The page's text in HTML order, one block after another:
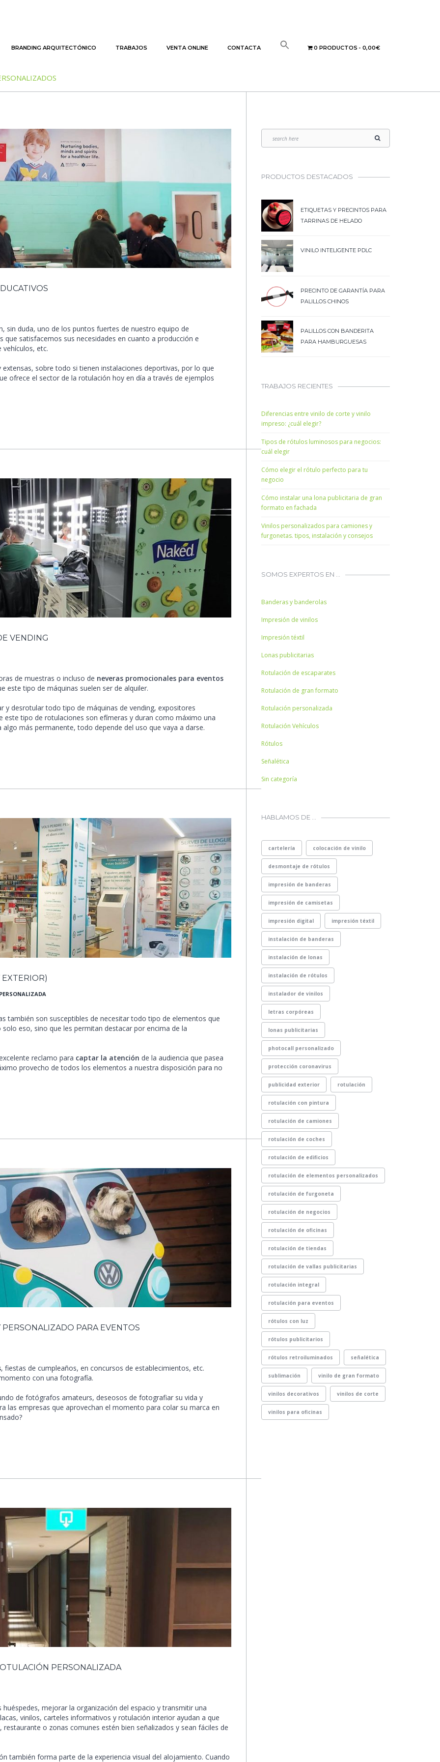
BRANDING ARQUITECTÓNICO TRABAJOS VENTA ONLINE CONTACTA 0 PRODUCTOS 0,00€
sin duda, uno de los puntos fuertes de nuestro equipo de
satisfacemos sus necesidades en cuanto a producción e
vehículos, etc.
sobre todo si tienen instalaciones deportivas, por lo que
ofrece el sector de la rotulación hoy en día a través de ejemplos
VENDING
de muestras o incluso de neveras promocionales para eventos
este tipo de máquinas suelen ser de alquiler.
y desrotular todo tipo de máquinas de vending, expositores
tipo de rotulaciones son efímeras y duran como máximo una
más permanente, todo depende del uso que vaya a darse.
también son susceptibles de necesitar todo tipo de elementos que
eso, sino que les permitan destacar por encima de la
reclamo para captar la atención de la audiencia que pasea
provecho de todos los elementos a nuestra disposición para no
PARA EVENTOS
, fiestas de cumpleaños, en concursos de establecimientos, etc.
con una fotografía.
de fotógrafos amateurs, deseosos de fotografiar su vida y
las empresas que aprovechan el momento para colar su marca en
PERSONALIZADA
mejorar la organización del espacio y transmitir una
vinilos, carteles informativos y rotulación interior ayudan a que
o zonas comunes estén bien señalizados y sean fáciles de
también forma parte de la experiencia visual del alojamiento. Cuando
PRODUCTOS DESTACADOS
ETIQUETAS Y PRECINTOS PARA
TARRINAS DE HELADO
VINILO INTELIGENTE PDLC
PRECINTO DE GARANTÍA PARA
PALILLOS CHINOS
PALILLOS CON BANDERITA
PARA HAMBURGUESAS
TRABAJOS RECIENTES
Diferencias entre vinilo de corte y vinilo
impreso: ¿cuál elegir?
Tipos de rótulos luminosos para negocios:
cuál elegir
Cómo elegir el rótulo perfecto para tu
negocio
Cómo instalar una lona publicitaria de gran
formato en fachada
Vinilos personalizados para camiones y
furgonetas. tipos, instalación y consejos
SOMOS EXPERTOS EN …
Banderas y banderolas
Impresión de vinilos
Impresión téxtil
Lonas publicitarias
Rotulación de escaparates
Rotulación de gran formato
Rotulación personalizada
Rotulación Vehículos
Rótulos
Señalética
Sin categoría
HABLAMOS DE …
cartelería colocación de vinilo
desmontaje de rótulos
impresión de banderas
impresión de camisetas
impresión digital impresión téxtil
instalación de banderas
instalación de lonas
instalación de rótulos
instalador de vinilos
letras corpóreas
lonas publicitarias
photocall personalizado
protección coronavirus
publicidad exterior rotulación
rotulación con pintura
rotulación de camiones
rotulación de coches
rotulación de edificios
rotulación de elementos personalizados
rotulación de furgoneta
rotulación de negocios
rotulación de oficinas
rotulación de tiendas
rotulación de vallas publicitarias
rotulación integral
rotulación para eventos
rótulos con luz
rótulos publicitarios
rótulos retroiluminados señalética
sublimación vinilo de gran formato
vinilos decorativos vinilos de corte
vinilos para oficinas